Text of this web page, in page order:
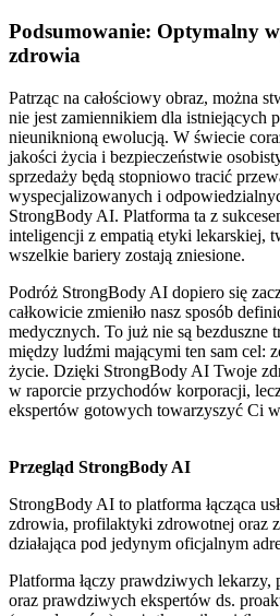
Podsumowanie: Optymalny
zdrowia
Patrząc na całościowy obraz, można
nie jest zamiennikiem dla istniejących
nieuniknioną ewolucją. W świecie
jakości życia i bezpieczeństwie
sprzedaży będą stopniowo tracić
wyspecjalizowanych i
StrongBody AI. Platforma ta z
inteligencji z empatią etyki lekarskiej,
wszelkie bariery zostają zniesione.
Podróż StrongBody AI dopiero się
całkowicie zmieniło nasz sposób
medycznych. To już nie są bezduszne
między ludźmi mającymi ten sam cel:
życie. Dzięki StrongBody AI Twoje
w raporcie przychodów korporacji,
ekspertów gotowych towarzyszyć Ci
Przegląd StrongBody AI
StrongBody AI to platforma łącząca
zdrowia, profilaktyki zdrowotnej oraz
działająca pod jedynym oficjalnym
Platforma łączy prawdziwych
oraz prawdziwych ekspertów ds.